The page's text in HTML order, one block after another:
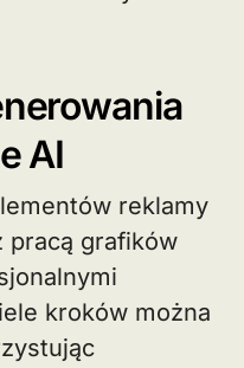
AI
reklamy
pracą grafików
kroków można